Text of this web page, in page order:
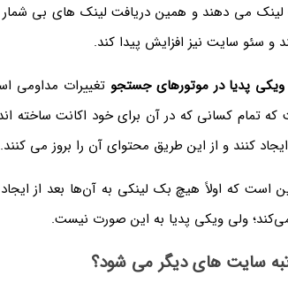
لینک می دهند و همین دریافت لینک های بی
و سئو سایت نیز افزایش پیدا کند.
ویکی پدیا در موتورهای جستجو تغییرات مداومی
تمام کسانی که در آن برای خود اکانت ساخته
کنند و از این طریق محتوای آن را بروز می کنند.
است که اولاً هیچ بک لینکی به آن‌ها بعد از
ولی ویکی پدیا به این صورت نیست.
سایت های دیگر می شود؟